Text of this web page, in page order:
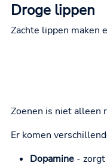
Droge lippen
Zachte lippen maken
Zoenen is niet alleen
Er komen
Dopamine- zorgt